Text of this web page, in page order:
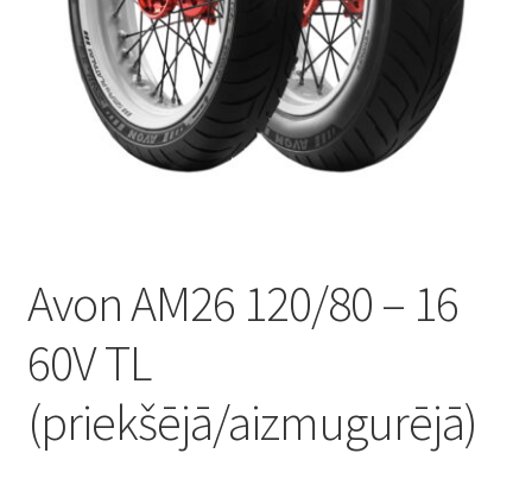
Avon AM26 120/80 – 16
60V TL
(priekšējā/aizmugurējā)